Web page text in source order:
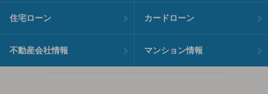
住宅ローン カードローン
不動産会社情報 マンション情報